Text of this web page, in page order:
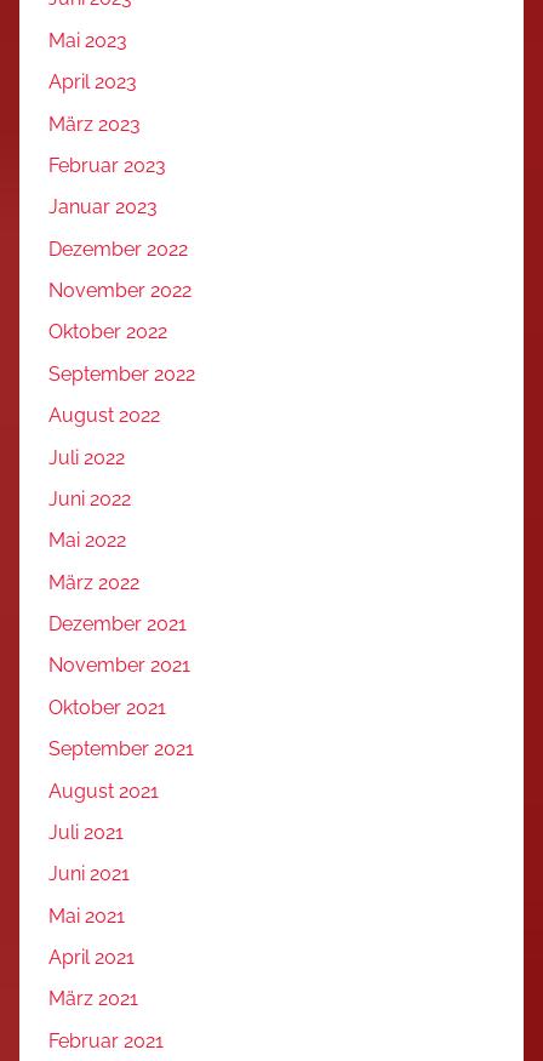
Mai 2023
April 2023
März 2023
Februar 2023
Januar 2023
Dezember 2022
November 2022
Oktober 2022
September 2022
August 2022
Juli 2022
Juni 2022
Mai 2022
März 2022
Dezember 2021
November 2021
Oktober 2021
September 2021
August 2021
Juli 2021
Juni 2021
Mai 2021
April 2021
März 2021
Februar 2021